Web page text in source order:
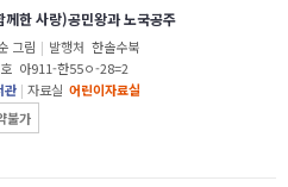
께한 사랑)공민왕과 노국공주
그림 | 발행처 한솔수북
아911-한55ㅇ-28=2
관 | 자료실 어린이자료실
불가